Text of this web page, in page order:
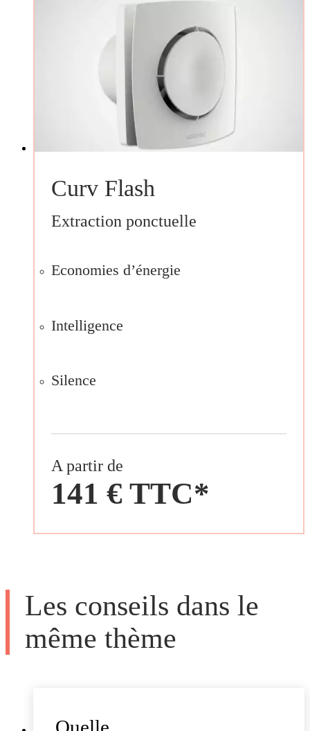
Curv Flash
Extraction ponctuelle
Economies d’énergie
Intelligence
Silence
A partir de
141 € TTC*
Les conseils dans le
même thème